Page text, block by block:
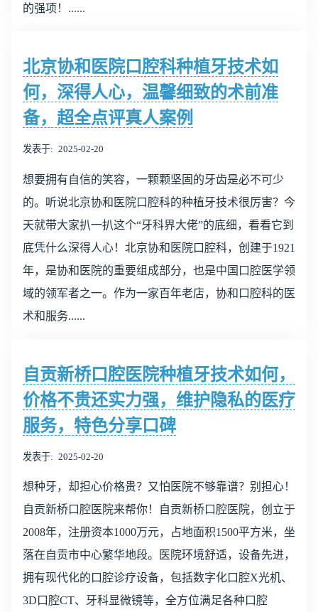
的强项！......
北京协和医院口腔科种植牙技术如
何，深得人心，温馨细致的术前准
备，超全点评真人案例
发表于 2025-02-20
想要拥有自信的笑容，一颗颗坚固的牙齿是必不可少
的。听说北京协和医院口腔科的种植牙技术很厉害？今
天就带大家扒一扒这个“牙科界大佬”的底细，看看它到
底凭什么深得人心！北京协和医院口腔科，创建于1921
年，是协和医院的重要组成部分，也是中国口腔医学领
域的领军者之一。作为一家百年老店，协和口腔科的医
术和服务......
自贡新桥口腔医院种植牙技术如何，
价格不贵还实力强，维护隐私的医疗
服务，特色分享口碑
发表于 2025-02-20
想种牙，却担心价格贵？又怕医院不够靠谱？别担心！
自贡新桥口腔医院来帮你！自贡新桥口腔医院，创立于
2008年，注册资本1000万元，占地面积1500平方米，坐
落在自贡市中心繁华地段。医院环境舒适，设备先进，
拥有现代化的口腔诊疗设备，包括数字化口腔X光机、
3D口腔CT、牙科显微镜等，全方位满足各种口腔